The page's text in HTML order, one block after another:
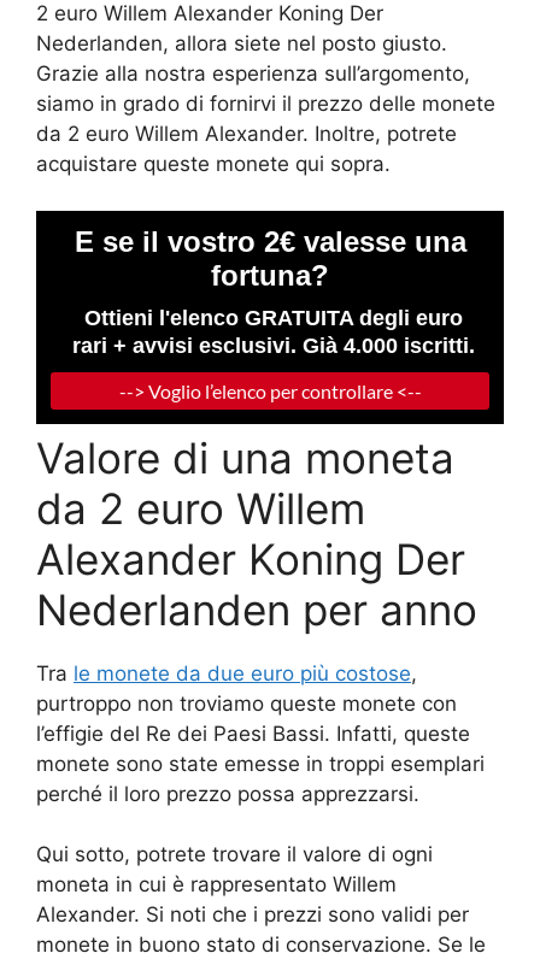
2 euro Willem Alexander Koning Der
Nederlanden, allora siete nel posto giusto.
Grazie alla nostra esperienza sull’argomento,
siamo in grado di fornirvi il prezzo delle monete
da 2 euro Willem Alexander. Inoltre, potrete
acquistare queste monete qui sopra.
Valore di una moneta
da 2 euro Willem
Alexander Koning Der
Nederlanden per anno
Tra le monete da due euro più costose,
purtroppo non troviamo queste monete con
l’effigie del Re dei Paesi Bassi. Infatti, queste
monete sono state emesse in troppi esemplari
perché il loro prezzo possa apprezzarsi.
Qui sotto, potrete trovare il valore di ogni
moneta in cui è rappresentato Willem
Alexander. Si noti che i prezzi sono validi per
monete in buono stato di conservazione. Se le